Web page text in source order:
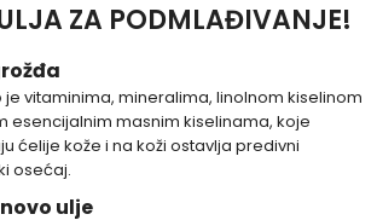
ZA PODMLAĐIVANJE!
je vitaminima, mineralima, linolnom kiselinom
esencijalnim masnim kiselinama, koje
ćelije kože i na koži ostavlja predivni
osećaj.
ulje